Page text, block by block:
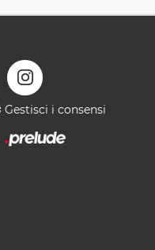
Gestisci i consensi